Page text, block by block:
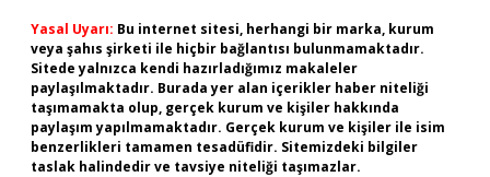
Yasal Uyarı: Bu internet sitesi, herhangi bir marka, kurum
veya şahıs şirketi ile hiçbir bağlantısı bulunmamaktadır.
Sitede yalnızca kendi hazırladığımız makaleler
paylaşılmaktadır. Burada yer alan içerikler haber niteliği
taşımamakta olup, gerçek kurum ve kişiler hakkında
paylaşım yapılmamaktadır. Gerçek kurum ve kişiler ile isim
benzerlikleri tamamen tesadüfidir. Sitemizdeki bilgiler
taslak halindedir ve tavsiye niteliği taşımazlar.